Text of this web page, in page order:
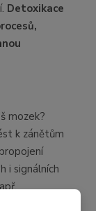
Detoxikace
mozek?
k zánětům
i signálních